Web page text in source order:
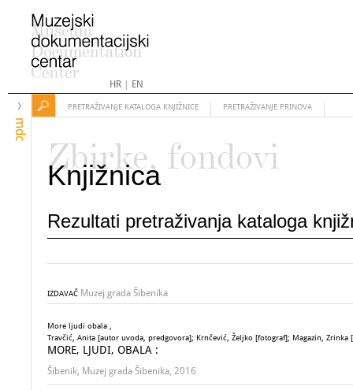
HR| EN
mdc
PRETRAŽIVANJE KATALOGA KNJIŽNICE PRETRAŽIVANJE PRINOVA
Zbirke, fondovi
Knjižnica
Rezultati pretraživanja kataloga
IZDAVAČ Muzej grada Šibenika
More ljudi obala ,
Travčić, Anita [autor uvoda, predgovora]; Krnčević, Željko [fotograf]; Magazin, Zrinka
MORE, LJUDI, OBALA :
Šibenik, Muzej grada Šibenika, 2016